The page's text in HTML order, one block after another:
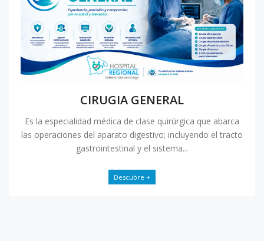
CIRUGIA GENERAL
Es la especialidad médica de clase quirúrgica que abarca
las operaciones del aparato digestivo; incluyendo el tracto
gastrointestinal y el sistema...
Descubre +